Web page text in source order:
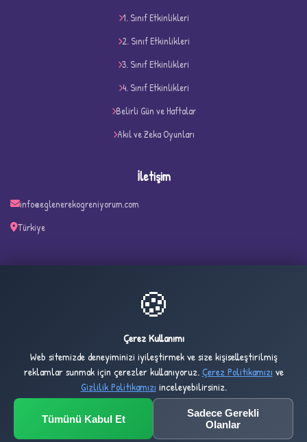
D
✧
1. Sınıf Etkinlikleri
2. Sınıf Etkinlikleri
3. Sınıf Etkinlikleri
4. Sınıf Etkinlikleri
Belirli Gün ve Haftalar
Akıl ve Zeka Oyunları
İletişim
info@eglenerekogreniyorum.com
Türkiye
5,406
DÜN
1,036,474
TOPLAM
© 2032 Eglenerekogreniyorum.com — All rights reserved.
Design & Development by
🍪
Çerez Kullanımı
Web sitemizde deneyiminizi iyileştirmek ve size kişiselleştirilmiş
reklamlar sunmak için çerezler kullanıyoruz.Çerez Politikamızı ve
Gizlilik Politikamızı inceleyebilirsiniz.
Tümünü Kabul Et
Sadece Gerekli
Olanlar